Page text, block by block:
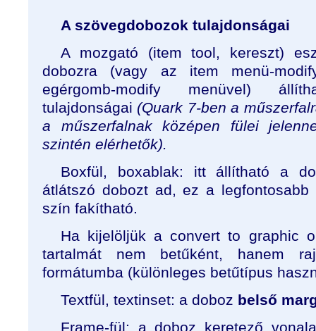
A szövegdobozok tulajdonságai
A mozgató (item tool, kereszt)
dobozra (vagy az item menü-
egérgomb-modify menüvel)
tulajdonságai (Quark 7-ben a
a műszerfalnak középen fülei
szintén elérhetők).
Boxfül, boxablak: itt állítható a
átlátszó dobozt ad, ez a
szín fakítható.
Ha kijelöljük a convert to graphic
tartalmát nem betűként, hanem
formátumba (különleges betűtípus
Textfül, textinset: a doboz belső
Frame-fül: a doboz keretező